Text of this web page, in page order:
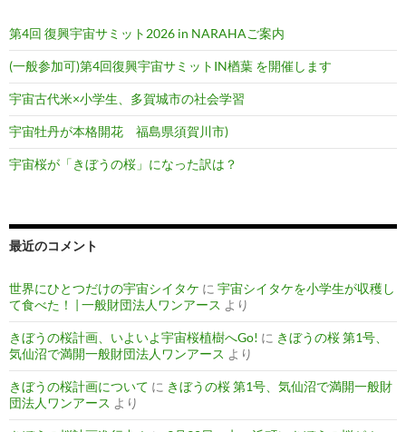
第4回 復興宇宙サミット2026 in NARAHAご案内
(一般参加可)第4回復興宇宙サミットIN楢葉 を開催します
宇宙古代米×小学生、多賀城市の社会学習
宇宙牡丹が本格開花 福島県須賀川市)
宇宙桜が「きぼうの桜」になった訳は？
最近のコメント
世界にひとつだけの宇宙シイタケ に 宇宙シイタケを小学生が収穫し
て食べた！ | 一般財団法人ワンアース より
きぼうの桜計画、いよいよ宇宙桜植樹へGo! に きぼうの桜 第1号、
気仙沼で満開一般財団法人ワンアース より
きぼうの桜計画について に きぼうの桜 第1号、気仙沼で満開一般財
団法人ワンアース より